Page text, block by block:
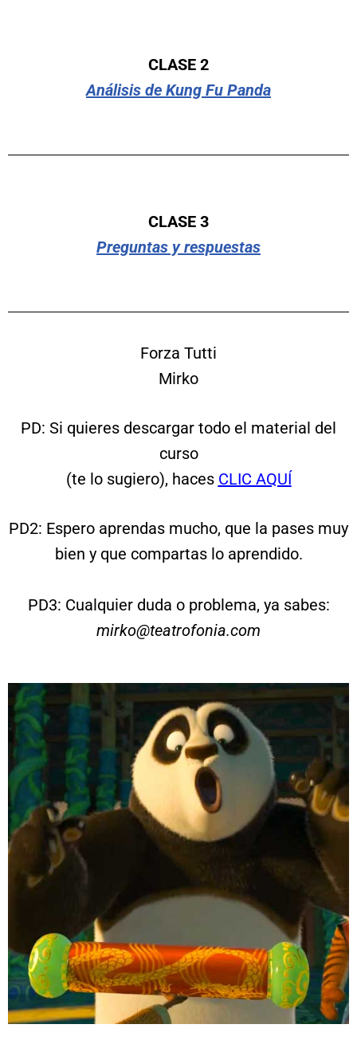
CLASE 2
Análisis de Kung Fu Panda
CLASE 3
Preguntas y respuestas
Forza Tutti
Mirko
PD: Si quieres descargar todo el material del
curso
(te lo sugiero), haces CLIC AQUÍ
PD2: Espero aprendas mucho, que la pases muy
bien y que compartas lo aprendido.
PD3: Cualquier duda o problema, ya sabes:
mirko@teatrofonia.com